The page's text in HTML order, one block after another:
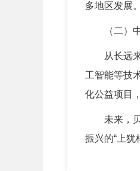
多地区发展。
（二）中
从长远来
工智能等技
化公益项目
未来，贝
振兴的“上犹